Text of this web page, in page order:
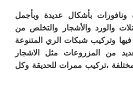
ونافورات بأشكال عديدة وبأجمل
والورد والأشجار والتخلص من
وتركيب شبكات الري المتنوعة
من المزروعات مثل الاشجار
،تركيب ممرات للحديقة وكل